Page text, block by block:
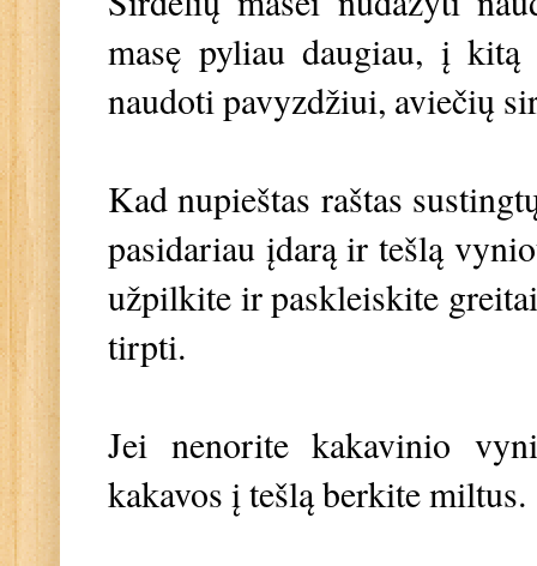
masę pyliau daugiau, į kitą
naudoti pavyzdžiui, aviečių
Kad nupieštas raštas
pasidariau įdarą ir tešlą
užpilkite ir paskleiskite
tirpti.
Jei nenorite kakavinio
kakavos į tešlą berkite miltus.